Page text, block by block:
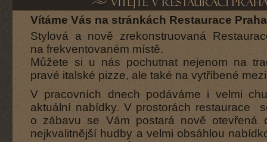
Vítáme Vás na stránkách Restaurace Praha
Stylová a nově zrekonstruovaná
na frekventovaném místě.
Můžete si u nás pochutnat nejenom na
pravé italské pizze, ale také na vytříbené
V pracovních dnech podáváme i velmi
aktuální nabídky. V prostorách restaurace
o zábavu se Vám postará nově otevřená
nejkvalitnější hudby a velmi obsáhlou